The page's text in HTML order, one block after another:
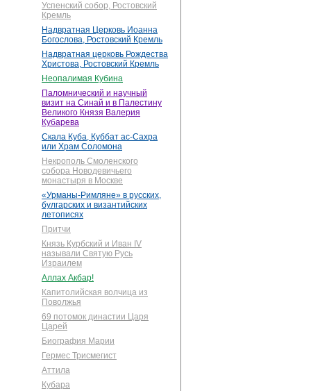
Успенский собор, Ростовский
Кремль
Надвратная Церковь Иоанна
Богослова, Ростовский Кремль
Надвратная церковь Рождества
Христова, Ростовский Кремль
Неопалимая Кубина
Паломнический и научный
визит на Синай и в Палестину
Великого Князя Валерия
Кубарева
Скала Куба, Куббат ас-Сахра
или Храм Соломона
Некрополь Смоленского
собора Новодевичьего
монастыря в Москве
«Урманы-Римляне» в русских,
булгарских и византийских
летописях
Притчи
Князь Курбский и Иван IV
называли Святую Русь
Израилем
Аллах Акбар!
Капитолийская волчица из
Поволжья
69 потомок династии Царя
Царей
Биография Марии
Гермес Трисмегист
Аттила
Кубара